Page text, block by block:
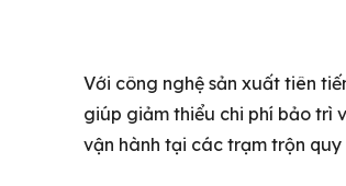
Với công nghệ sản xuất tiên
giúp giảm thiểu chi phí bảo trì
vận hành tại các trạm trộn